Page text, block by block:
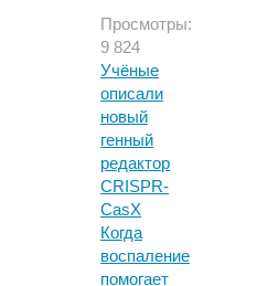
Просмотры:
9 824
Учёные
описали
новый
генный
редактор
CRISPR-
CasX
Когда
воспаление
помогает